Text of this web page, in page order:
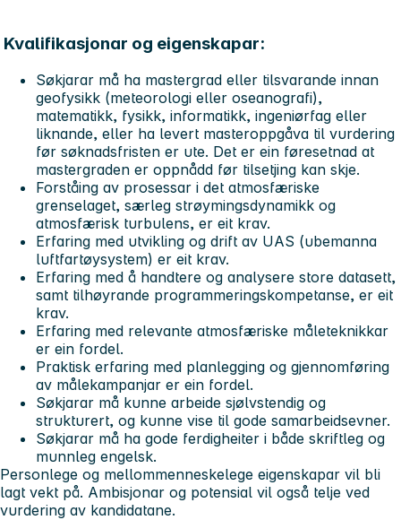
Kvalifikasjonar og eigenskapar:
Søkjarar må ha mastergrad eller tilsvarande innan
geofysikk (meteorologi eller oseanografi),
matematikk, fysikk, informatikk, ingeniørfag eller
liknande, eller ha levert masteroppgåva til vurdering
før søknadsfristen er ute. Det er ein føresetnad at
mastergraden er oppnådd før tilsetjing kan skje.
Forståing av prosessar i det atmosfæriske
grenselaget, særleg strøymingsdynamikk og
atmosfærisk turbulens, er eit krav.
Erfaring med utvikling og drift av UAS (ubemanna
luftfartøysystem) er eit krav.
Erfaring med å handtere og analysere store datasett,
samt tilhøyrande programmeringskompetanse, er eit
krav.
Erfaring med relevante atmosfæriske måleteknikkar
er ein fordel.
Praktisk erfaring med planlegging og gjennomføring
av målekampanjar er ein fordel.
Søkjarar må kunne arbeide sjølvstendig og
strukturert, og kunne vise til gode samarbeidsevner.
Søkjarar må ha gode ferdigheiter i både skriftleg og
munnleg engelsk.
Personlege og mellommenneskelege eigenskapar vil bli
lagt vekt på. Ambisjonar og potensial vil også telje ved
vurdering av kandidatane.